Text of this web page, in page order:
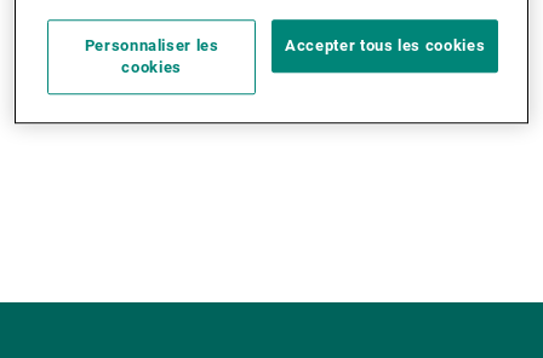
12.2020 Wealth Management Fees - PDF
Personnaliser les
cookies
Accepter tous les cookies